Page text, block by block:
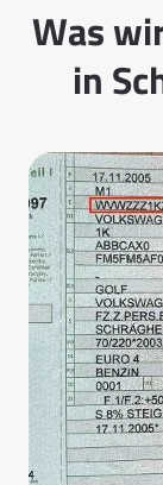
Was
in